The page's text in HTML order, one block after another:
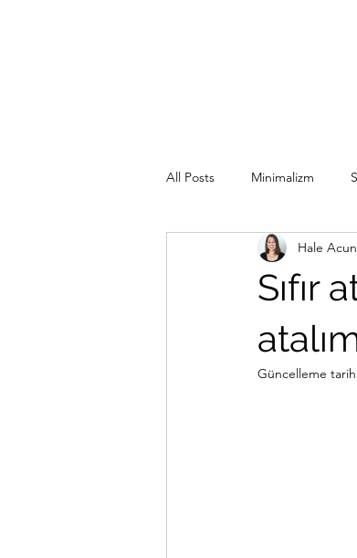
All Posts Minimalizm
Minimalist Seyahat
Sürdürülebilir Mutfak
Sıfır
Hale
Güncelleme